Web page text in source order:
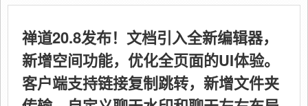
禅道20.8发布！文档引入全新编辑器，
新增空间功能，优化全页面的UI体验。
客户端支持链接复制跳转，新增文件夹